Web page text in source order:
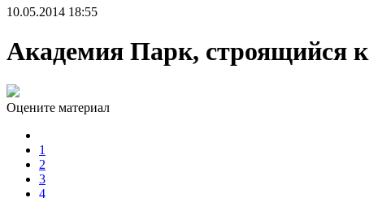
10.05.2014 18:55
Академия Парк,
Оцените материал
1
2
3
4